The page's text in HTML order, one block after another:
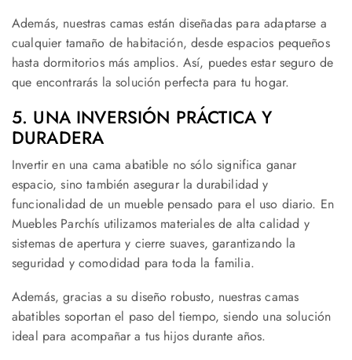
Además, nuestras camas están diseñadas para adaptarse a
cualquier tamaño de habitación, desde espacios pequeños
hasta dormitorios más amplios. Así, puedes estar seguro de
que encontrarás la solución perfecta para tu hogar.
5. UNA INVERSIÓN PRÁCTICA Y
DURADERA
Invertir en una cama abatible no sólo significa ganar
espacio, sino también asegurar la durabilidad y
funcionalidad de un mueble pensado para el uso diario. En
Muebles Parchís utilizamos materiales de alta calidad y
sistemas de apertura y cierre suaves, garantizando la
seguridad y comodidad para toda la familia.
Además, gracias a su diseño robusto, nuestras camas
abatibles soportan el paso del tiempo, siendo una solución
ideal para acompañar a tus hijos durante años.